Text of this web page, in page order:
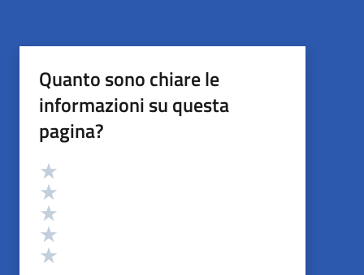
Quanto sono chiare le
informazioni su questa
pagina?
Valutazione